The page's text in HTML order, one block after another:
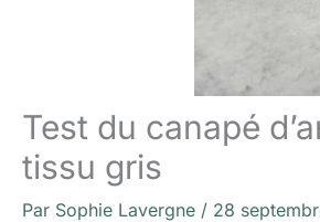
Test du canapé
tissu gris
Par Sophie Lavergne / 28